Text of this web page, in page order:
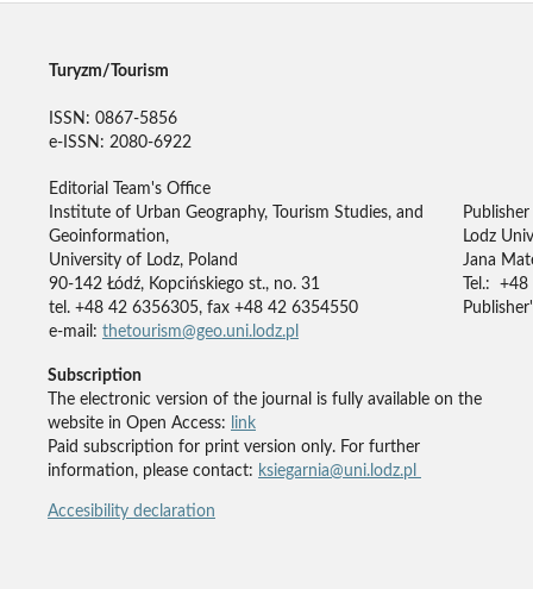
Turyzm/Tourism
ISSN: 0867-5856
e-ISSN: 2080-6922
Editorial Team's Office
Institute of Urban Geography, Tourism Studies, and
Geoinformation,
University of Lodz, Poland
90-142 Łódź, Kopcińskiego st., no. 31
tel. +48 42 6356305, fax +48 42 6354550
e-mail: thetourism@geo.uni.lodz.pl
Publisher
Lodz
Jana
Tel.:
Subscription
The electronic version of the journal is fully available on the
website in Open Access:
link
Paid subscription for print version only. For further
information, please contact: ksiegarnia@uni.lodz.pl
Accesibility declaration